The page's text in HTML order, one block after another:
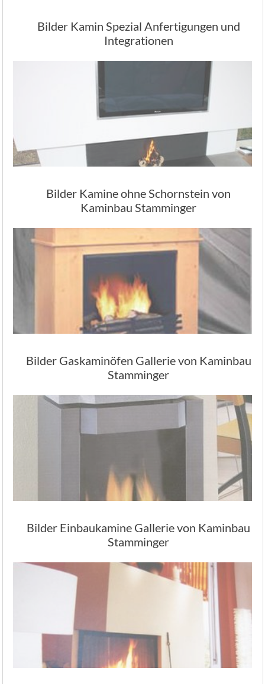
Bilder Kamin Spezial Anfertigungen und
Integrationen
Bilder Kamine ohne Schornstein von
Kaminbau Stamminger
Bilder Gaskaminöfen Gallerie von Kaminbau
Stamminger
Bilder Einbaukamine Gallerie von Kaminbau
Stamminger